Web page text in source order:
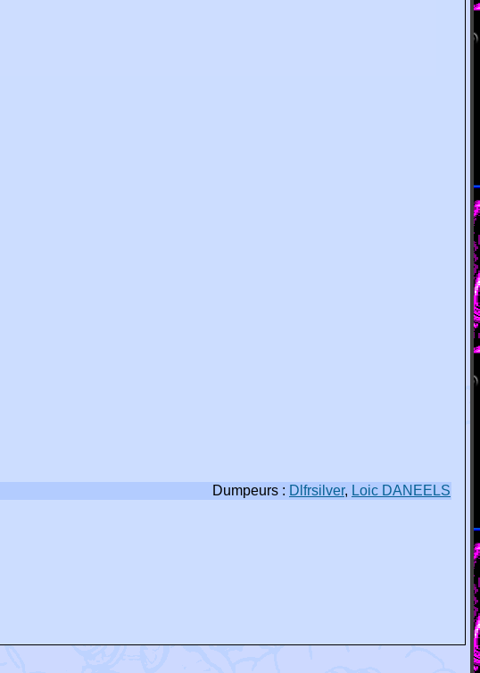
Dumpeurs : Dlfrsilver, Loic DANEELS